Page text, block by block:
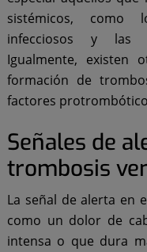
sistémicos, como
infecciosos y las
Igualmente, existen
formación de
factores
Señales de
trombosis
La señal de alerta en
como un dolor de
intensa o que dura